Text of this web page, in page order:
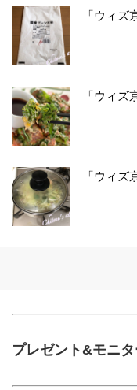
「ウィ
「ウィ
「ウィ
プレゼント&モニ